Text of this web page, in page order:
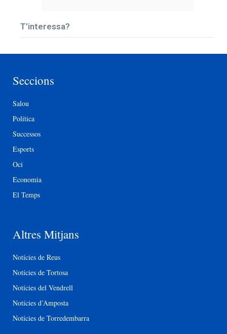
T’interessa?
Seccions
Salou
Política
Successos
Esports
Oci
Economia
El Temps
Altres Mitjans
Notícies de Reus
Notícies de Tortosa
Notícies del Vendrell
Notícies d’Amposta
Notícies de Torredembarra